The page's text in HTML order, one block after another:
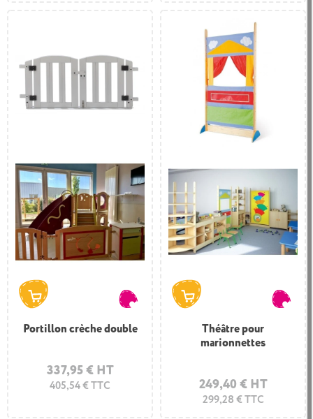
Portillon crèche double
337,95 € HT
405,54 € TTC
Théâtre pour
marionnettes
249,40 € HT
299,28 € TTC